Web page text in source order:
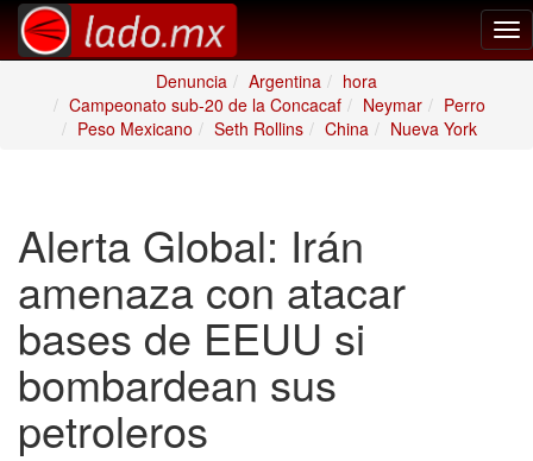
Denuncia
Argentina
hora
Campeonato sub-20 de la Concacaf
Neymar
Perro
Peso Mexicano
Seth Rollins China Nueva York
Alerta Global: Irán
amenaza con atacar
bases de EEUU si
bombardean sus
petroleros